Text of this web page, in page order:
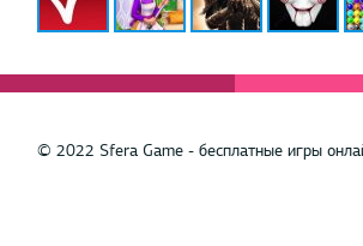
© 2022 Sfera Game - бесплатные игры